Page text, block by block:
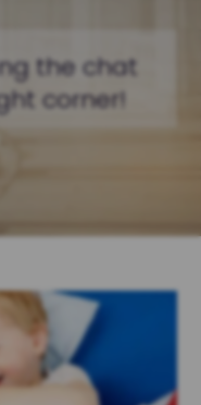
the chat
corner!